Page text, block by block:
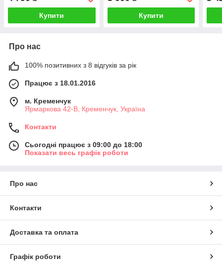
Купити Купити
Про нас
100% позитивних з 8 відгуків за рік
Працює з 18.01.2016
м. Кременчук
Ярмаркова 42-В, Кременчук, Україна
Контакти
Сьогодні працює з 09:00 до 18:00
Показати весь графік роботи
Про нас
Контакти
Доставка та оплата
Графік роботи